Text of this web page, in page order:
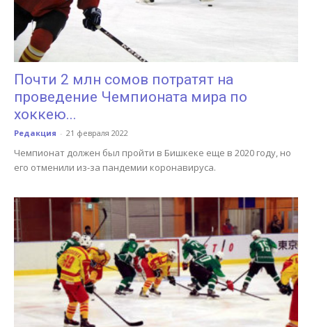
Почти 2 млн сомов потратят на
проведение Чемпионата мира по
хоккею...
Редакция - 21 февраля 2022
Чемпионат должен был пройти в Бишкеке еще в 2020 году, но
его отменили из-за пандемии коронавируса.